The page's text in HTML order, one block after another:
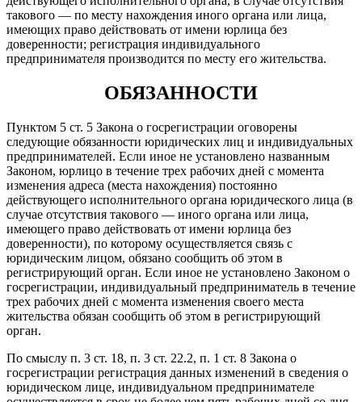
такового — по месту нахождения иного органа или лица,
имеющих право действовать от имени юрлица без
доверенности; регистрация индивидуального
предпринимателя производится по месту его жительства.
ОБЯЗАННОСТИ
Пунктом 5 ст. 5 Закона о госрегистрации оговорены
следующие обязанности юридических лиц и индивидуальных
предпринимателей. Если иное не установлено названным
Законом, юрлицо в течение трех рабочих дней с момента
изменения адреса (места нахождения) постоянно
действующего исполнительного органа юридического лица (в
случае отсутствия такового — иного органа или лица,
имеющего право действовать от имени юрлица без
доверенности), по которому осуществляется связь с
юридическим лицом, обязано сообщить об этом в
регистрирующий орган. Если иное не установлено Законом о
госрегистрации, индивидуальный предприниматель в течение
трех рабочих дней с момента изменения своего места
жительства обязан сообщить об этом в регистрирующий
орган.
По смыслу п. 3 ст. 18, п. 3 ст. 22.2, п. 1 ст. 8 Закона о
госрегистрации регистрация данных изменений в сведения о
юридическом лице, индивидуальном предпринимателе